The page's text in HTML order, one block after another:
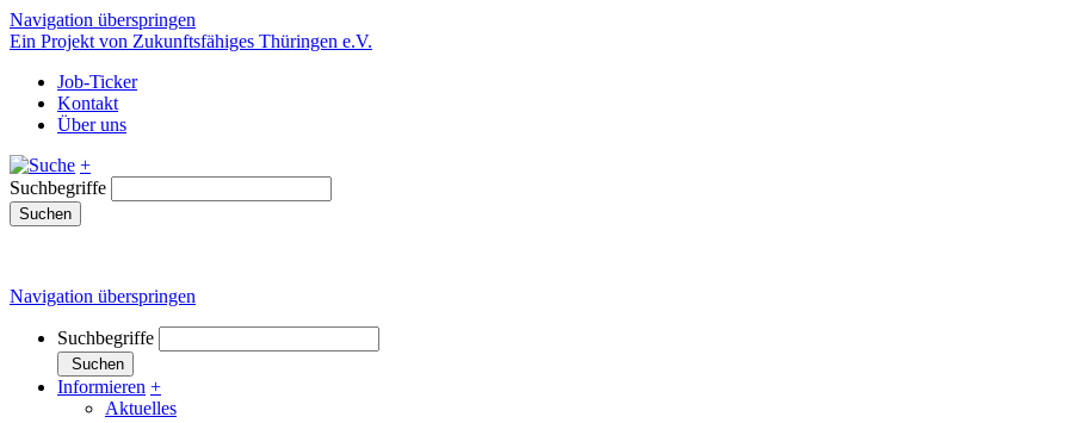
Navigation überspringen
Ein Projekt von Zukunftsfähiges Thüringen e.V.
Job-Ticker
Kontakt
Über uns
+
Suchbegriffe
Suchen
Navigation überspringen
Suchbegriffe
Suchen
Informieren +
Aktuelles